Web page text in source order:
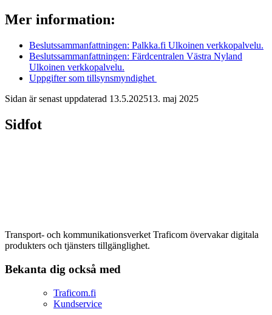
Mer information:
Beslutssammanfattningen: Palkka.fi Ulkoinen verkkopalvelu.
Beslutssammanfattningen: Färdcentralen Västra Nyland
Ulkoinen verkkopalvelu.
Uppgifter som tillsynsmyndighet
Sidan är senast uppdaterad 13.5.202513. maj 2025
Sidfot
Transport- och kommunikationsverket Traficom övervakar digitala
produkters och tjänsters tillgänglighet.
Bekanta dig också med
Traficom.fi
Kundservice